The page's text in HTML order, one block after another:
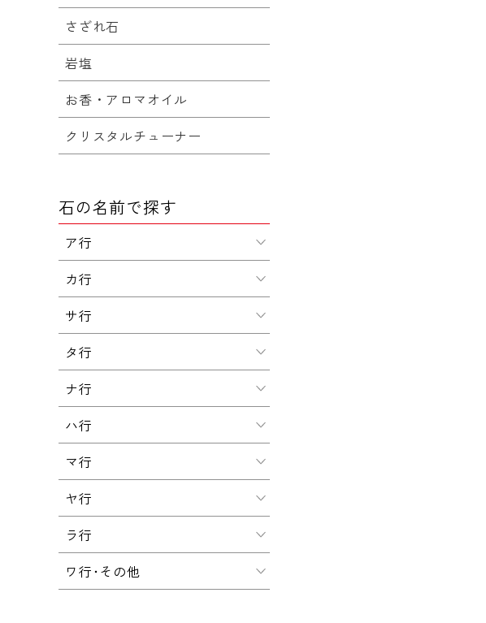
さざれ石
岩塩
お香・アロマオイル
クリスタルチューナー
石の名前で探す
ア行
カ行
サ行
タ行
ナ行
ハ行
マ行
ヤ行
ラ行
ワ行･その他